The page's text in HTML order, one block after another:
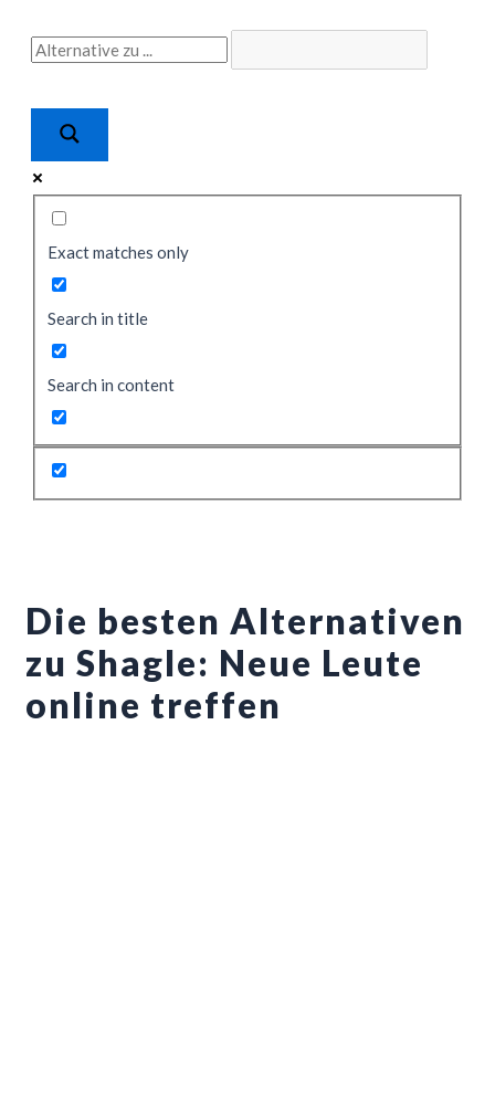
Inhalt
Exact matches only
Search in title
Search in content
Die besten Alternativen
zu Shagle: Neue Leute
online treffen